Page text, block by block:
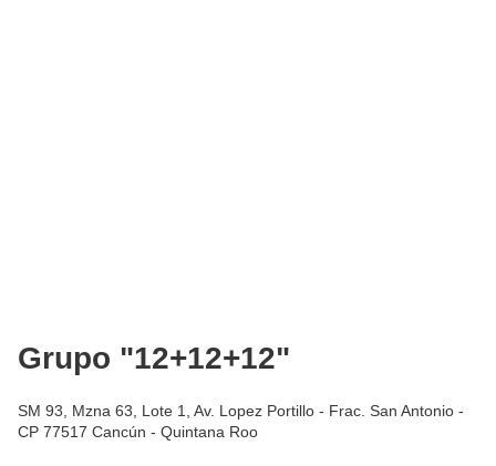
Grupo "12+12+12"
SM 93, Mzna 63, Lote 1, Av. Lopez Portillo - Frac. San Antonio -
CP 77517 Cancún - Quintana Roo